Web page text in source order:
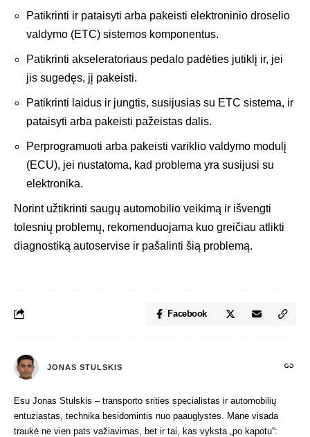
Patikrinti ir pataisyti arba pakeisti elektroninio droselio
valdymo (ETC) sistemos komponentus.
Patikrinti akseleratoriaus pedalo padėties jutiklį ir, jei
jis sugedęs, jį pakeisti.
Patikrinti laidus ir jungtis, susijusias su ETC sistema, ir
pataisyti arba pakeisti pažeistas dalis.
Perprogramuoti arba pakeisti variklio valdymo modulį
(ECU), jei nustatoma, kad problema yra susijusi su
elektronika.
Norint užtikrinti saugų automobilio veikimą ir išvengti
tolesnių problemų, rekomenduojama kuo greičiau atlikti
diagnostiką autoservise ir pašalinti šią problemą.
Facebook
JONAS STULSKIS
Esu Jonas Stulskis – transporto srities specialistas ir automobilių
entuziastas, technika besidomintis nuo paauglystės. Mane visada
traukė ne vien pats važiavimas, bet ir tai, kas vyksta „po kapotu“: